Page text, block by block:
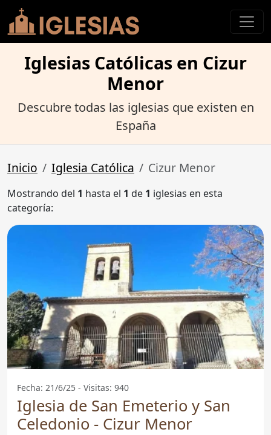
Iglesias Católicas en Cizur
Menor
Descubre todas las iglesias que existen en
España
Inicio Iglesia Católica Cizur Menor
Mostrando del 1 hasta el 1 de 1 iglesias en esta
categoría:
Fecha: 21/6/25 - Visitas: 940
Iglesia de San Emeterio y San
Celedonio - Cizur Menor